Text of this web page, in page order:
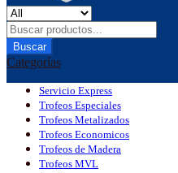
Buscar
Categorías
Servicio Express
Trofeos Especiales
Trofeos Metalizados
Trofeos Economicos
Trofeos de Madera
Trofeos MVL